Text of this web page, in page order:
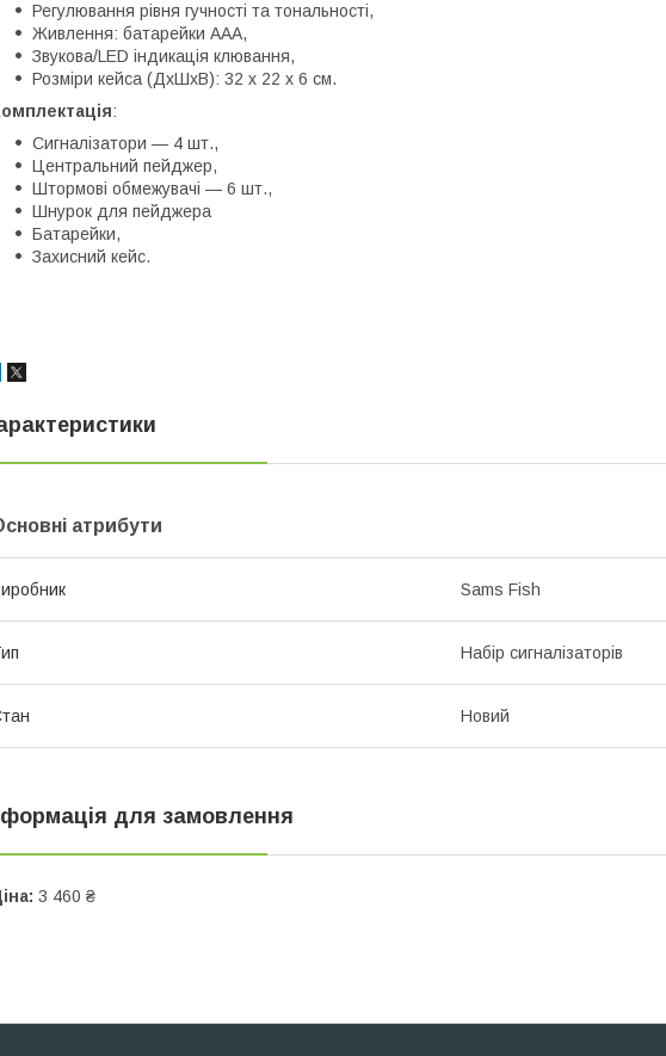
Регулювання рівня гучності та тональності,
Живлення: батарейки ААА,
Звукова/LED індикація клювання,
Розміри кейса (ДхШхВ): 32 х 22 х 6 см.
:
Сигналізатори — 4 шт.,
Центральний пейджер,
Штормові обмежувачі — 6 шт.,
Шнурок для пейджера
Батарейки,
Захисний кейс.
атрибути
Sams Fish
Набір сигналізаторів
Новий
для замовлення
3 460 ₴